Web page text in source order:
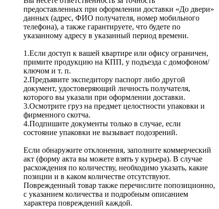
предоставленных при оформлении доставки «До двери»
данных (адрес, ФИО получателя, номер мобильного
телефона), а также гарантируете, что будете по
указанному адресу в указанный период времени.
1.Если доступ к вашей квартире или офису ограничен,
примите продукцию на КПП, у подъезда с домофоном/
ключом и т. п.
2.Предъявите экспедитору паспорт либо другой
документ, удостоверяющий личность получателя,
которого вы указали при оформлении доставки.
3.Осмотрите груз на предмет целостности упаковки и
фирменного скотча.
4.Подпишите документы только в случае, если
состояние упаковки не вызывает подозрений.
Если обнаружите отклонения, заполните коммерческий
акт (форму акта вы можете взять у курьера). В случае
расхождения по количеству, необходимо указать, какие
позиции и в каком количестве отсутствуют.
Поврежденный товар также перечислите попозиционно,
с указанием количества и подробным описанием
характера повреждений каждой.